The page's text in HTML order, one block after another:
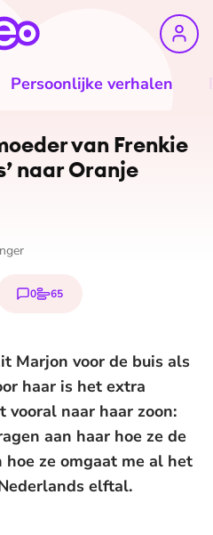
Persoonlijke verhalen
van Frenkie
naar Oranje
0
reacties
65
stemmen
Marjon voor de buis als
haar is het extra
vooral naar haar zoon:
aan haar hoe ze de
ze omgaat me al het
elftal.